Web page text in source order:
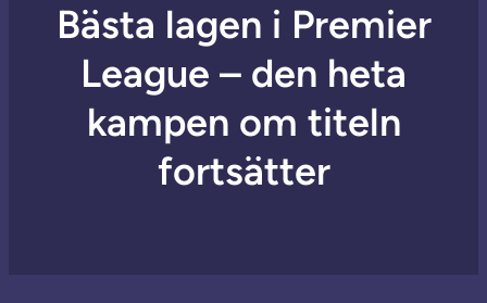
Bästa lagen i Premier
League – den heta
kampen om titeln
fortsätter